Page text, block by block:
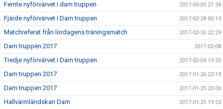
Femte nyförvärvet i dam truppen 2017-03-05 21:34
Fjärde nyförvärvet i Dam truppen 2017-02-28 00:19
Matchreferat från lördagens träningsmatch 2017-02-26 22:29
Dam truppen 2017 2017-02-08
Tredje nyförvärvet i Dam truppen 2017-02-04 19:35
Dam truppen 2017 2017-01-26 23:19
Dam truppen 2017 2017-01-25 20:06
Hallvärmländskan Dam 2017-01-25 19:53